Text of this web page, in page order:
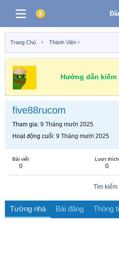
Trang Chủ Thành Viên
Hướng dẫn
five88rucom
Tham gia 9 Tháng mười 2025
Hoạt động cuối 9 Tháng mười 2025
Bài viết
0
Lượt thích
0
Tìm kiếm
Tường nhà Bài đăng Thông